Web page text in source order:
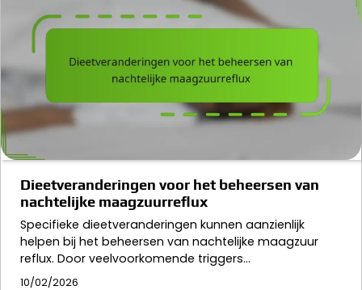
Dieetveranderingen voor het beheersen van
nachtelijke maagzuurreflux
Specifieke dieetveranderingen kunnen aanzienlijk
helpen bij het beheersen van nachtelijke maagzuur
reflux. Door veelvoorkomende triggers…
10/02/2026